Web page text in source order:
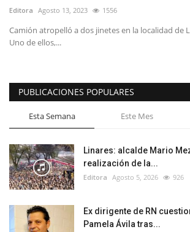
Editora Agosto 13, 2023 1556
Camión atropelló a dos jinetes en la localidad de
Uno de ellos,...
PUBLICACIONES POPULARES
Esta Semana Este Mes
Linares: alcalde Mario
realización de la...
Editora Agosto 5, 2026 926
Ex dirigente de RN
Pamela Ávila tras...